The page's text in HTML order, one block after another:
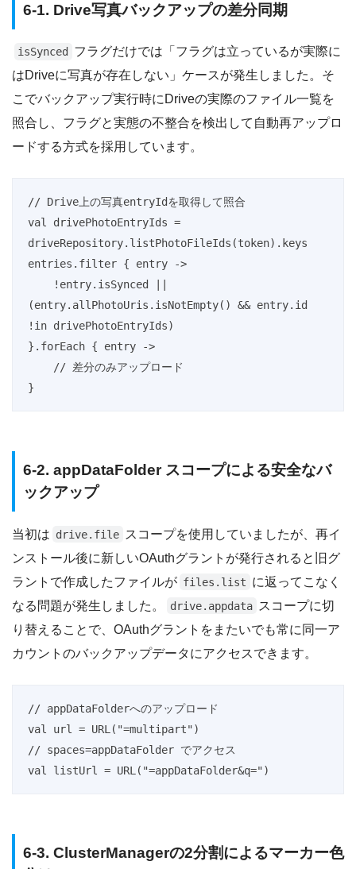
6-1. Drive写真バックアップの差分同期
isSynced
フラグだけでは「フラグは立っているが実際に
はDriveに写真が存在しない」ケースが発生しました。そ
こでバックアップ実行時にDriveの実際のファイル一覧を
照合し、フラグと実態の不整合を検出して自動再アップロ
ードする方式を採用しています。
// Drive上の写真entryIdを取得して照合
val drivePhotoEntryIds =
driveRepository.listPhotoFileIds(token).keys
entries.filter { entry ->
(entry.allPhotoUris.isNotEmpty() && entry.id
!in drivePhotoEntryIds)
}.forEach { entry ->
}
6-2. appDataFolder スコープによる安全なバ
ックアップ
当初は drive.file スコープを使用していましたが、再イ
ンストール後に新しいOAuthグラントが発行されると旧グ
ラントで作成したファイルが files.list に返ってこなく
なる問題が発生しました。
drive.appdata スコープに切
り替えることで、OAuthグラントをまたいでも常に同一ア
カウントのバックアップデータにアクセスできます。
// appDataFolderへのアップロード
val url = URL("=multipart")
// spaces=appDataFolder でアクセス
val listUrl = URL("=appDataFolder&q=")
6-3. ClusterManagerの2分割によるマーカー色